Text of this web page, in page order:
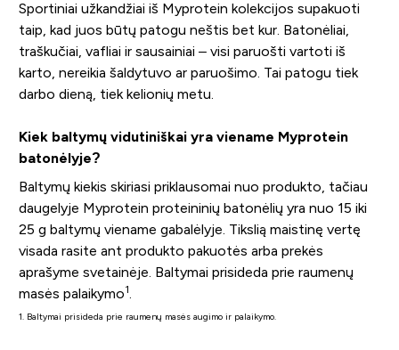
Sportiniai užkandžiai iš Myprotein kolekcijos supakuoti
taip, kad juos būtų patogu neštis bet kur. Batonėliai,
traškučiai, vafliai ir sausainiai – visi paruošti vartoti iš
karto, nereikia šaldytuvo ar paruošimo. Tai patogu tiek
darbo dieną, tiek kelionių metu.
Kiek baltymų vidutiniškai yra viename Myprotein
batonėlyje?
Baltymų kiekis skiriasi priklausomai nuo produkto, tačiau
daugelyje Myprotein proteininių batonėlių yra nuo 15 iki
25 g baltymų viename gabalėlyje. Tikslią maistinę vertę
visada rasite ant produkto pakuotės arba prekės
aprašyme svetainėje. Baltymai prisideda prie raumenų
masės palaikymo1
1. Baltymai prisideda prie raumenų masės augimo ir palaikymo.